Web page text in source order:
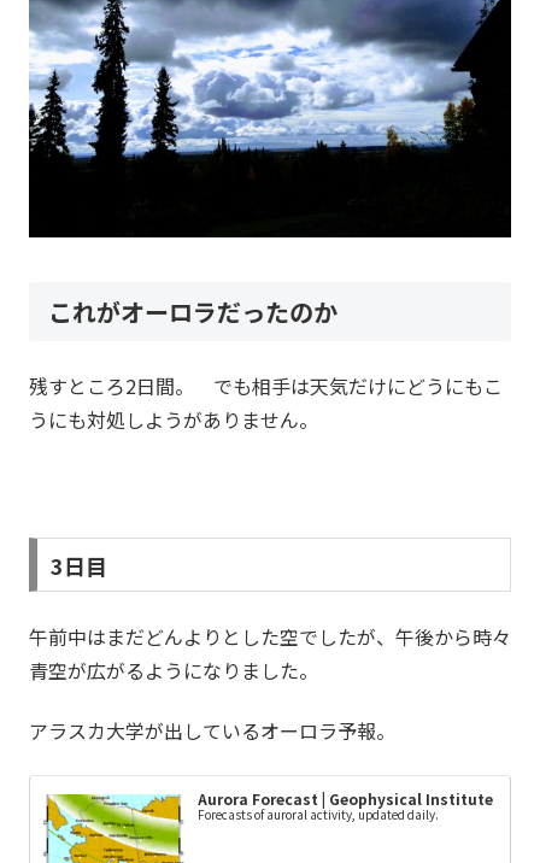
これがオーロラだったのか
残すところ2日間。 でも相手は天気だけにどうにもこ
うにも対処しようがありません。
3日目
午前中はまだどんよりとした空でしたが、午後から時々
青空が広がるようになりました。
アラスカ大学が出しているオーロラ予報。
Aurora Forecast | Geophysical Institute
Forecasts of auroral activity, updated daily.